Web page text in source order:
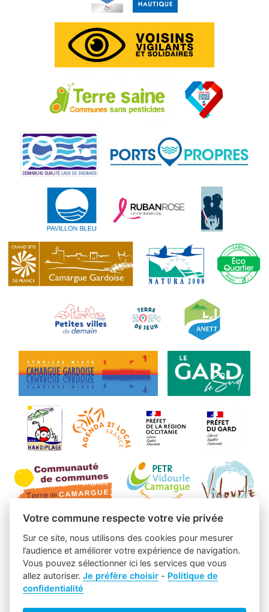
Votre commune respecte votre vie privée
Sur ce site, nous utilisons des cookies pour mesurer
l’audience et améliorer votre expérience de navigation.
Vous pouvez sélectionner ici les services que vous
allez autoriser.Je préfère choisir - Politique de
confidentialité